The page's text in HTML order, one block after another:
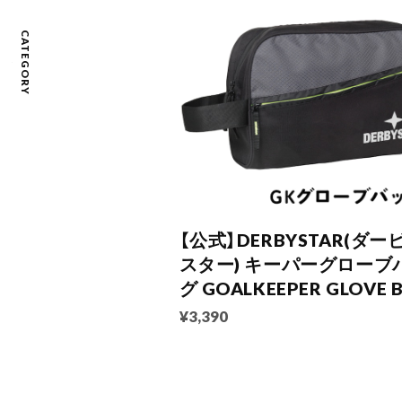
CATEGORY
【公式】DERBYSTAR(ダー
スター) キーパーグローブ
グ GOALKEEPER GLOVE
¥3,390